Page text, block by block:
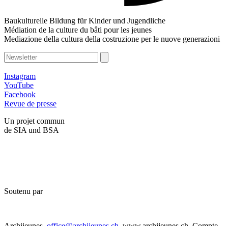
Baukulturelle Bildung für Kinder und Jugendliche
Médiation de la culture du bâti pour les jeunes
Mediazione della cultura della costruzione per le nuove generazioni
Instagram
YouTube
Facebook
Revue de presse
Un projet commun
de SIA und BSA
Soutenu par